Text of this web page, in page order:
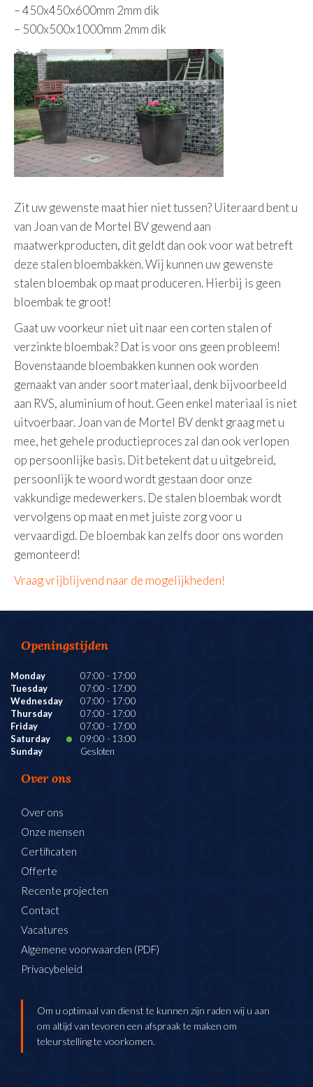
– 450x450x600mm 2mm dik
– 500x500x1000mm 2mm dik
Zit uw gewenste maat hier niet tussen? Uiteraard bent u
van Joan van de Mortel BV gewend aan
maatwerkproducten, dit geldt dan ook voor wat betreft
deze stalen bloembakken. Wij kunnen uw gewenste
stalen bloembak op maat produceren. Hierbij is geen
bloembak te groot!
Gaat uw voorkeur niet uit naar een corten stalen of
verzinkte bloembak? Dat is voor ons geen probleem!
Bovenstaande bloembakken kunnen ook worden
gemaakt van ander soort materiaal, denk bijvoorbeeld
aan RVS, aluminium of hout. Geen enkel materiaal is niet
uitvoerbaar. Joan van de Mortel BV denkt graag met u
mee, het gehele productieproces zal dan ook verlopen
op persoonlijke basis. Dit betekent dat u uitgebreid,
persoonlijk te woord wordt gestaan door onze
vakkundige medewerkers. De stalen bloembak wordt
vervolgens op maat en met juiste zorg voor u
vervaardigd. De bloembak kan zelfs door ons worden
gemonteerd!
Vraag vrijblijvend naar de mogelijkheden!
Openingstijden
Monday 07:00 - 17:00
Tuesday
07:00 - 17:00
Wednesday
07:00 - 17:00
Thursday
07:00 - 17:00
Friday
07:00 - 17:00
Saturday
09:00 - 13:00
Sunday
Gesloten
Over ons
Over ons
Onze mensen
Certificaten
Offerte
Recente projecten
Contact
Vacatures
Algemene voorwaarden (PDF)
Privacybeleid
Om u optimaal van dienst te kunnen zijn raden wij u aan
om altijd van tevoren een afspraak te maken om
teleurstelling te voorkomen.